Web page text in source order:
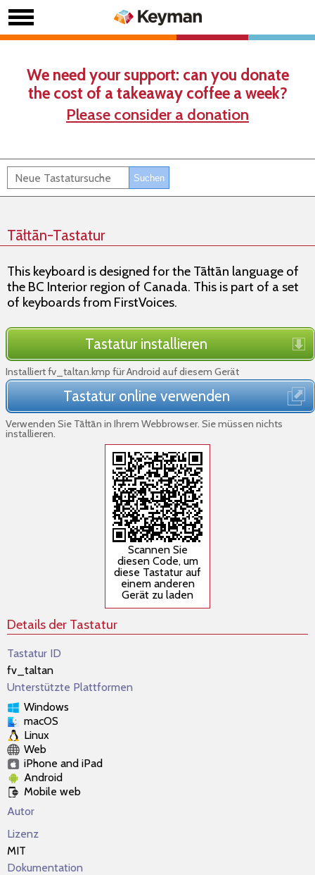
We need your support: can you donate
the cost of a takeaway coffee a week?
Please consider a donation
Tāłtān-Tastatur
This keyboard is designed for the Tāłtān language of
the BC Interior region of Canada. This is part of a set
of keyboards from FirstVoices.
Tastatur installieren
Installiert fv_taltan.kmp für Android auf diesem Gerät
Tastatur online verwenden
Verwenden Sie Tāłtān in Ihrem Webbrowser. Sie müssen nichts
installieren.
Scannen Sie
diesen Code, um
diese Tastatur auf
einem anderen
Gerät zu laden
Details der Tastatur
Tastatur ID
fv_taltan
Unterstützte Plattformen
Windows
macOS
Linux
Web
iPhone and iPad
Android
Mobile web
Autor
Lizenz
MIT
Dokumentation